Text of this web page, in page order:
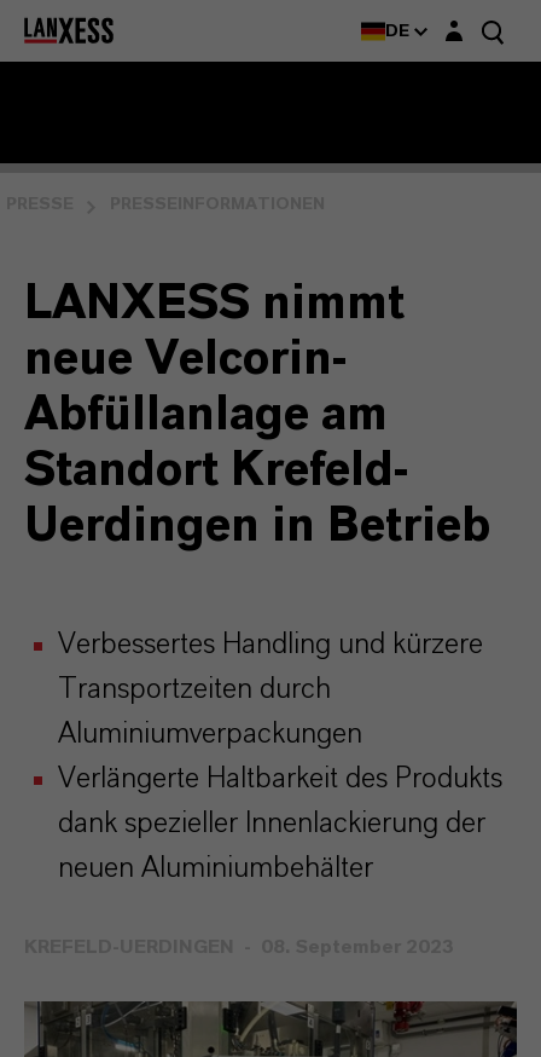
DE Login-Maske
LANXESS nimmt
neue Velcorin-
Abfüllanlage am
Standort Krefeld-
Uerdingen in Betrieb
Verbessertes Handling und kürzere
Transportzeiten durch
Aluminiumverpackungen
Verlängerte Haltbarkeit des Produkts
dank spezieller Innenlackierung der
neuen Aluminiumbehälter